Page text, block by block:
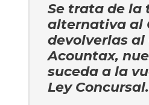
Se trata de la
alternativa al
devolverlas al
Acountax,
suceda a la
Ley Concursal.